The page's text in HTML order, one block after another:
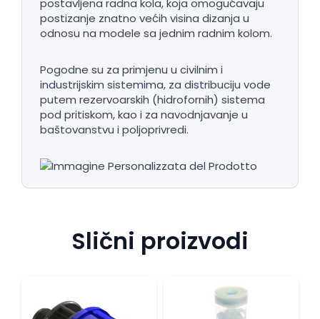
postavljena radna kola, koja omogućavaju
postizanje znatno većih visina dizanja u
odnosu na modele sa jednim radnim kolom.
Pogodne su za primjenu u civilnim i
industrijskim sistemima, za distribuciju vode
putem rezervoarskih (hidrofornih) sistema
pod pritiskom, kao i za navodnjavanje u
baštovanstvu i poljoprivredi.
Slični proizvodi